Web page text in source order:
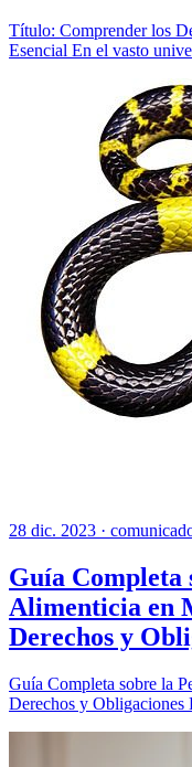
Título: Comprender los
Esencial En el vasto
28 dic. 2023 ·
Guía Completa
Alimenticia en
Derechos y
Guía Completa sobre la
Derechos y Obligaciones